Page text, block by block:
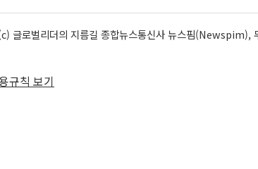
글로벌리더의 지름길 종합뉴스통신사 뉴스핌(Newspim),
규칙 보기